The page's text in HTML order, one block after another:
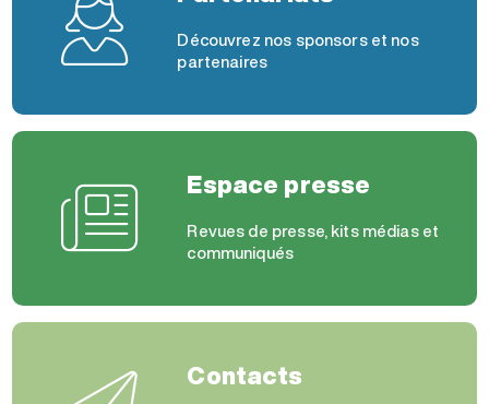
Découvrez nos sponsors et nos
partenaires
Espace presse
Revues de presse, kits médias et
communiqués
Contacts